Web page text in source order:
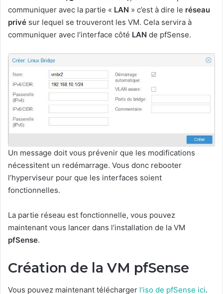
communiquer avec la partie « LAN » c’est à dire le réseau
privé sur lequel se trouveront les VM. Cela servira à
communiquer avec l’interface côté LAN de pfSense.
Un message doit vous prévenir que les modifications
nécessitent un redémarrage. Vous donc rebooter
l’hyperviseur pour que les interfaces soient
fonctionnelles.
La partie réseau est fonctionnelle, vous pouvez
maintenant vous lancer dans l’installation de la VM
pfSense.
Création de la VM pfSense
Vous pouvez maintenant télécharger l’iso de pfSense ici.